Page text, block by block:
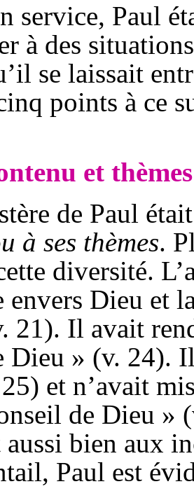
service, Paul
à des
se laissait
points à ce
et
de Paul
à ses thèmes.
diversité.
envers Dieu et
21). Il avait
Dieu » (v. 24).
et n’avait
de Dieu »
aussi bien aux
Paul est